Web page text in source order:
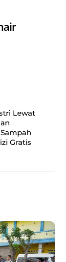
Lewat
Gratis